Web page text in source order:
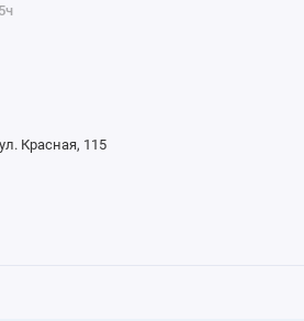
Красная, 115